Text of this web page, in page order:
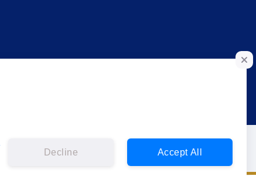
Decline Accept All